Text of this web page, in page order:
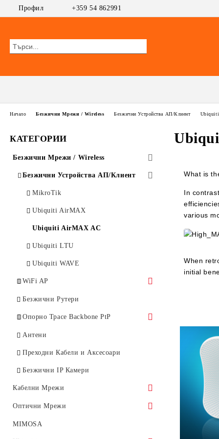
Профил +359 54 862991
КАТЕГОРИИ
Безжични Мрежи / Wireless
Безжични Устройства АП/Клиент
MikroTik
Ubiquiti AirMAX
Ubiquiti AirMAX AC
Ubiquiti LTU
Ubiquiti WAVE
WiFi AP
UniFi Ubiquiti
MikroTik, TP-Link
Безжични Рутери
Опорно Трасе Backbone PtP
5 GHz Бридж
11-24 GHz Бридж
60 GHz Бридж
Антени
Преходни Кабели и Аксесоари
Безжични IP Камери
Кабелни Мрежи
Суичове
ПОЕ Суичове
Оптични Мрежи
GEPON
MIMOSA
Начало Безжични Мрежи / Wireless Безжични Устройства АП/Клиент
What is
In
various
When
initial